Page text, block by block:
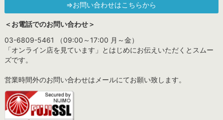
⇒お問い合わせはこちらから
＜お電話でのお問い合わせ＞
03-6809-5461 （09:00～17:00 月～金）
「オンライン店を見ています」とはじめにお伝えいただくとスムー
ズです。
営業時間外のお問い合わせはメールにてお願い致します。